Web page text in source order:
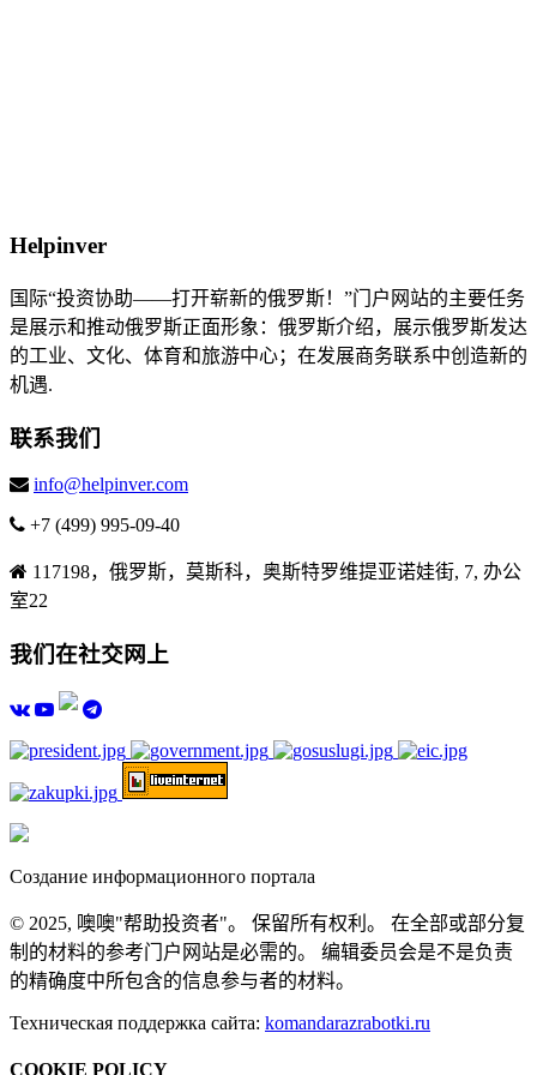
Helpinver
国际“投资协助——打开崭新的俄罗斯！”门户网站的主要任务
是展示和推动俄罗斯正面形象：俄罗斯介绍，展示俄罗斯发达
的工业、文化、体育和旅游中心；在发展商务联系中创造新的
机遇.
联系我们
info@helpinver.com
+7 (499) 995-09-40
117198，俄罗斯，莫斯科，奥斯特罗维提亚诺娃街, 7, 办公
室22
我们在社交网上
Создание информационного портала
© 2025, 噢噢"帮助投资者"。 保留所有权利。 在全部或部分复
制的材料的参考门户网站是必需的。 编辑委员会是不是负责
的精确度中所包含的信息参与者的材料。
Техническая поддержка сайта: komandarazrabotki.ru
COOKIE POLICY